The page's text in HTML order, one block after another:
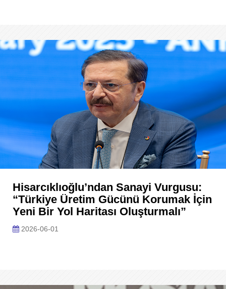
Hisarcıklıoğlu’ndan Sanayi Vurgusu:
“Türkiye Üretim Gücünü Korumak İçin
Yeni Bir Yol Haritası Oluşturmalı”
2026-06-01